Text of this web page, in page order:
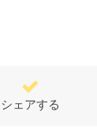
シェアする